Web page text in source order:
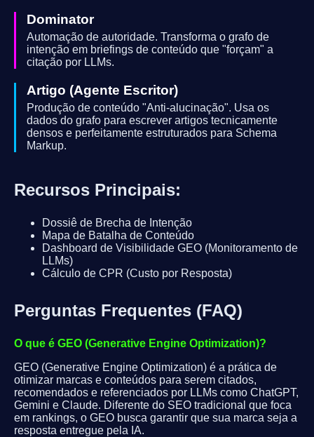
Dominator
Automação de autoridade. Transforma o grafo de
intenção em briefings de conteúdo que "forçam" a
citação por LLMs.
Artigo (Agente Escritor)
Produção de conteúdo "Anti-alucinação". Usa os
dados do grafo para escrever artigos tecnicamente
densos e perfeitamente estruturados para Schema
Markup.
Recursos Principais:
Dossiê de Brecha de Intenção
Mapa de Batalha de Conteúdo
Dashboard de Visibilidade GEO (Monitoramento de
LLMs)
Cálculo de CPR (Custo por Resposta)
Perguntas Frequentes (FAQ)
O que é GEO (Generative Engine Optimization)?
GEO (Generative Engine Optimization) é a prática de
otimizar marcas e conteúdos para serem citados,
recomendados e referenciados por LLMs como ChatGPT,
Gemini e Claude. Diferente do SEO tradicional que foca
em rankings, o GEO busca garantir que sua marca seja a
resposta entregue pela IA.